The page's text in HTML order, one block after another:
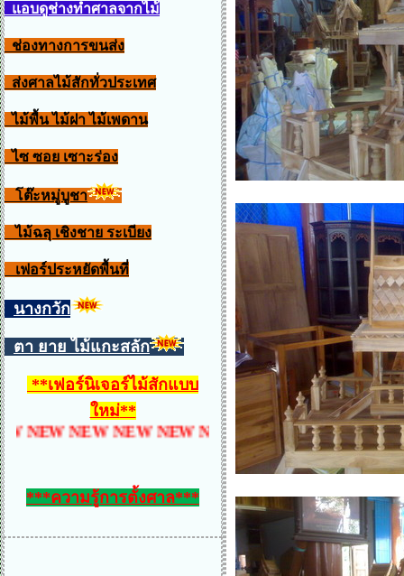
แอบดูช่างทำศาลจากไม้
ช่องทางการขนส่ง
ส่งศาลไม้สักทั่วประเทศ
ไม้พื้น ไม้ฝา ไม้เพดาน
ไซ ซอย เซาะร่อง
โต๊ะหมู่บูชา
ไม้ฉลุ เชิงชาย ระเบียง
เฟอร์ประหยัดพื้นที่
นางกวัก
ตา ยาย ไม้แกะสลัก
**เฟอร์นิเจอร์ไม้สักแบบ
ใหม่**
NEW NEW NEW NEW NEW NEW NEW NEW
***ความรู้การตั้งศาล***